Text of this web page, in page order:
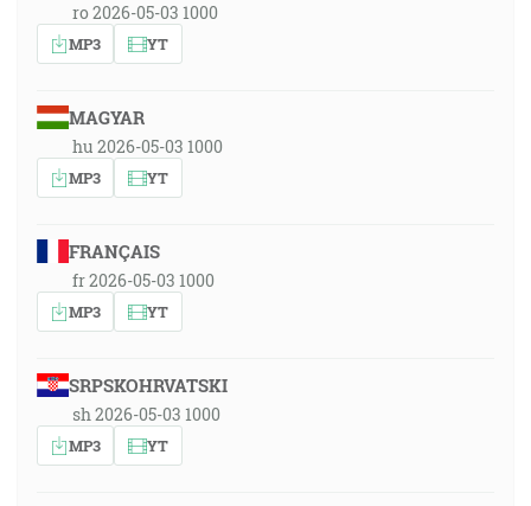
ro 2026-05-03 1000
MP3 YT
MAGYAR
hu 2026-05-03 1000
MP3 YT
FRANÇAIS
fr 2026-05-03 1000
MP3 YT
SRPSKOHRVATSKI
sh 2026-05-03 1000
MP3 YT